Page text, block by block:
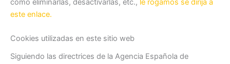
cómo eliminarlas, desactivarlas, etc., le rogamos se dirija a
este enlace.
Cookies utilizadas en este sitio web
Siguiendo las directrices de la Agencia Española de